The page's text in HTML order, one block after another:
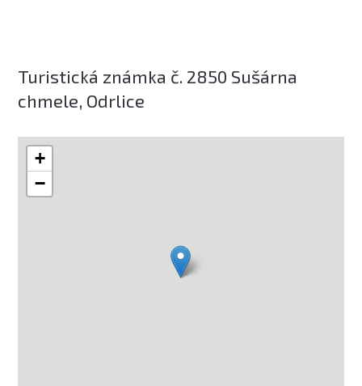
Turistická známka č. 2850 Sušárna
chmele, Odrlice
+
−